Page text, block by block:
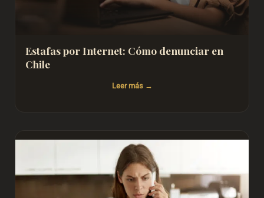
Estafas por Internet: Cómo denunciar en
Chile
Leer más